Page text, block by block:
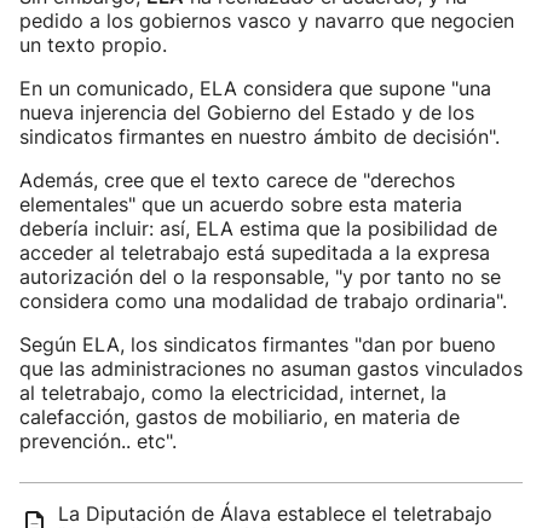
pedido a los gobiernos vasco y navarro que negocien
un texto propio.
En un comunicado, ELA considera que supone "una
nueva injerencia del Gobierno del Estado y de los
sindicatos firmantes en nuestro ámbito de decisión".
Además, cree que el texto carece de "derechos
elementales" que un acuerdo sobre esta materia
debería incluir: así, ELA estima que la posibilidad de
acceder al teletrabajo está supeditada a la expresa
autorización del o la responsable, "y por tanto no se
considera como una modalidad de trabajo ordinaria".
Según ELA, los sindicatos firmantes "dan por bueno
que las administraciones no asuman gastos vinculados
al teletrabajo, como la electricidad, internet, la
calefacción, gastos de mobiliario, en materia de
prevención.. etc".
La Diputación de Álava establece el teletrabajo